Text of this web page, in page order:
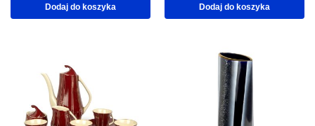
Dodaj do koszyka Dodaj do koszyka